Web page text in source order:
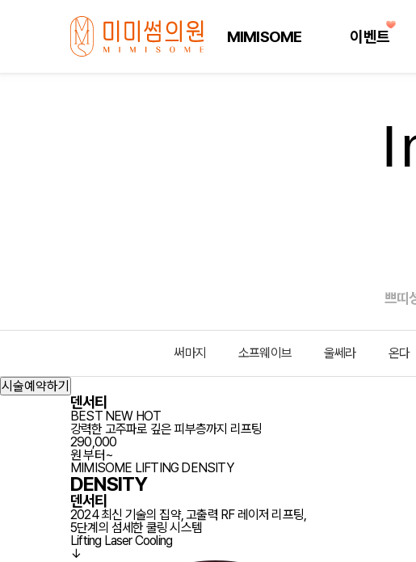
MIMISOME 이벤트
쁘띠
써마지 소프웨이브 울쎄라 온다
prev
시술예약하기
덴서티
BEST NEW HOT
강력한 고주파로 깊은 피부층까지 리프팅
290,000
원 부터~
MIMISOME LIFTING DENSITY
DENSITY
덴서티
2024 최신 기술의 집약, 고출력 RF 레이저 리프팅,
5단계의 섬세한 쿨링 시스템
Lifting LaserCooling
↓